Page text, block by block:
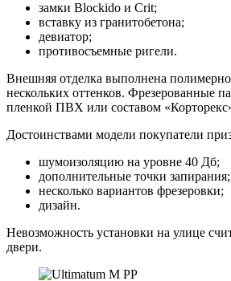
замки Blockido и Crit;
вставку из гранитобетона;
девиатор;
противосъемные ригели.
Внешняя отделка выполнена
нескольких оттенков.
пленкой ПВХ или составом
Достоинствами модели покупатели
шумоизоляцию на уровне 40 Дб;
дополнительные точки запирания;
несколько вариантов фрезеровки;
дизайн.
Невозможность установки на улице
двери.